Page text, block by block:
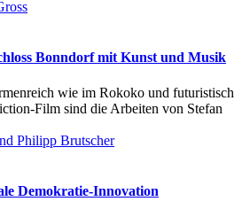
Bonndorf mit Kunst und Musik
wie im Rokoko und futuristisch
Film sind die Arbeiten von Stefan
Demokratie-Innovation